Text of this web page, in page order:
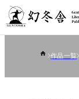
作品一覧